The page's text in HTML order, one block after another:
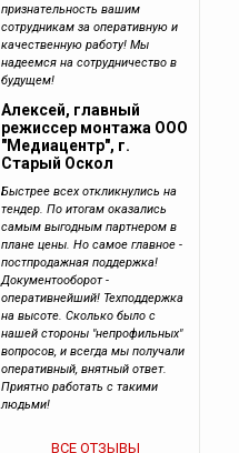
признательность вашим
сотрудникам за оперативную и
качественную работу! Мы
надеемся на сотрудничество в
будущем!
Алексей, главный
режиссер монтажа ООО
"Медиацентр", г.
Старый Оскол
Быстрее всех откликнулись на
тендер. По итогам оказались
самым выгодным партнером в
плане цены. Но самое главное -
постпродажная поддержка!
Документооборот -
оперативнейший! Техподдержка
на высоте. Сколько было с
нашей стороны "непрофильных"
вопросов, и всегда мы получали
оперативный, внятный ответ.
Приятно работать с такими
людьми!
ВСЕ ОТЗЫВЫ